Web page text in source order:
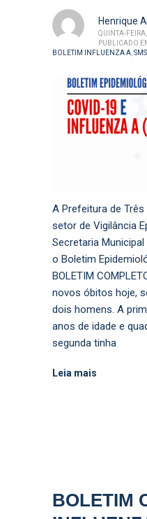
Henrique
QUINTA-
PUBLICADO
BOLETIM INFLUENZA A,SMS
A Prefeitura de
setor de Vigilância
Secretaria Municipal
o Boletim
BOLETIM
novos óbitos hoje,
dois homens. A
anos de idade e
segunda tinha
Leia mais
BOLETIM